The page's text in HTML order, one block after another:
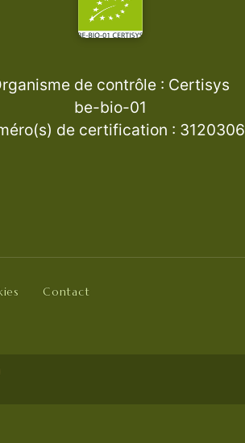
de contrôle : Certisys
be-bio-01
de certification : 3120306
Contact